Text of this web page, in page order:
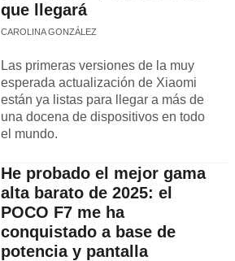
que llegará
CAROLINA GONZÁLEZ
Las primeras versiones de la muy
esperada actualización de Xiaomi
están ya listas para llegar a más de
una docena de dispositivos en todo
el mundo.
He probado el mejor gama
alta barato de 2025: el
POCO F7 me ha
conquistado a base de
potencia y pantalla